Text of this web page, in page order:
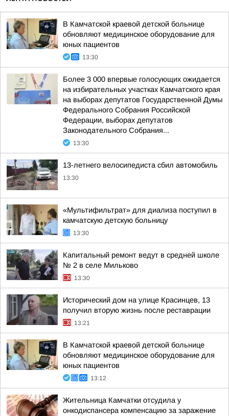
В Камчатской краевой детской больнице
обновляют медицинское оборудование для
юных пациентов
13:30
Более 3 000 впервые голосующих ожидается
на избирательных участках Камчатского края
на выборах депутатов Государственной Думы
Федерального Собрания Российской
Федерации, выборах депутатов
Законодательного Собрания...
13:30
13-летнего велосипедиста сбил автомобиль
13:30
«Мультифильтрат» для диализа поступил в
камчатскую детскую больницу
13:30
Капитальный ремонт ведут в средней школе
№ 2 в селе Мильково
13:30
Исторический дом на улице Красинцев, 13
получил вторую жизнь после реставрации
13:21
В Камчатской краевой детской больнице
обновляют медицинское оборудование для
юных пациентов
13:12
Жительница Камчатки отсудила у
онкодиспансера компенсацию за заражение